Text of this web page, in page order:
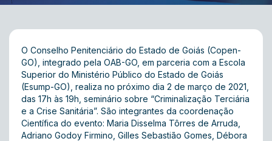
O Conselho Penitenciário do Estado de Goiás (Copen-
GO), integrado pela OAB-GO, em parceria com a Escola
Superior do Ministério Público do Estado de Goiás
(Esump-GO), realiza no próximo dia 2 de março de 2021,
das 17h às 19h, seminário sobre “Criminalização Terciária
e a Crise Sanitária”. São integrantes da coordenação
Científica do evento: Maria Disselma Tôrres de Arruda,
Adriano Godoy Firmino, Gilles Sebastião Gomes, Débora